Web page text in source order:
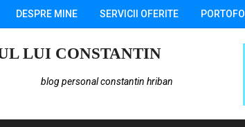
DESPRE MINE SERVICII OFERITE
LUI CONSTANTIN
blog personal constantin hriban